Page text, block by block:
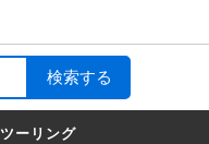
ツーリング